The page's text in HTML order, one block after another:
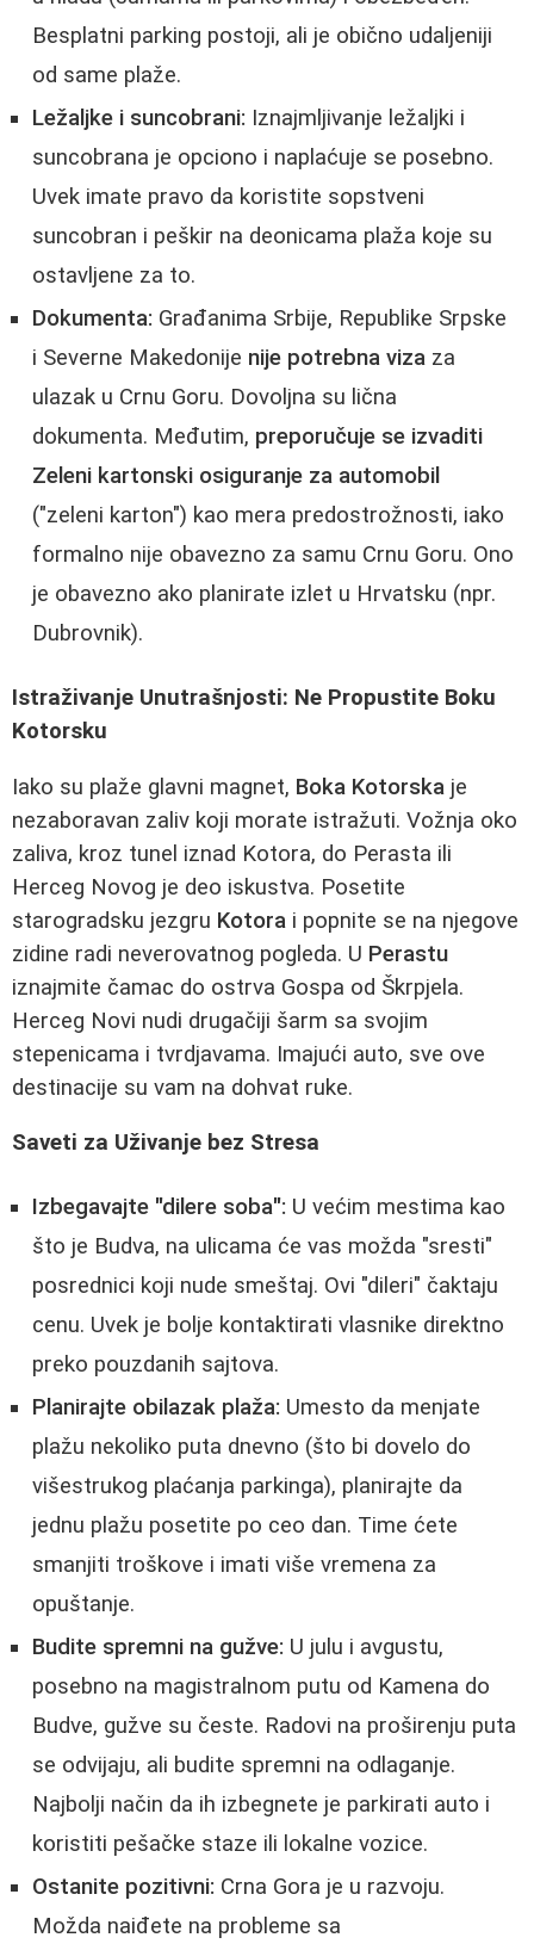
Besplatni parking postoji, ali je obično udaljeniji
od same plaže.
Ležaljke i suncobrani: Iznajmljivanje ležaljki i
suncobrana je opciono i naplaćuje se posebno.
Uvek imate pravo da koristite sopstveni
suncobran i peškir na deonicama plaža koje su
ostavljene za to.
Dokumenta: Građanima Srbije, Republike Srpske
i Severne Makedonije nije potrebna viza za
ulazak u Crnu Goru. Dovoljna su lična
dokumenta. Međutim, preporučuje se izvaditi
Zeleni kartonski osiguranje za automobil
("zeleni karton") kao mera predostrožnosti, iako
formalno nije obavezno za samu Crnu Goru. Ono
je obavezno ako planirate izlet u Hrvatsku (npr.
Dubrovnik).
Istraživanje Unutrašnjosti: Ne Propustite Boku
Kotorsku
Iako su plaže glavni magnet, Boka Kotorska je
nezaboravan zaliv koji morate istražuti. Vožnja oko
zaliva, kroz tunel iznad Kotora, do Perasta ili
Herceg Novog je deo iskustva. Posetite
starogradsku jezgru Kotora i popnite se na njegove
zidine radi neverovatnog pogleda. U Perastu
iznajmite čamac do ostrva Gospa od Škrpjela.
Herceg Novi nudi drugačiji šarm sa svojim
stepenicama i tvrdjavama. Imajući auto, sve ove
destinacije su vam na dohvat ruke.
Saveti za Uživanje bez Stresa
Izbegavajte "dilere soba": U većim mestima kao
što je Budva, na ulicama će vas možda "sresti"
posrednici koji nude smeštaj. Ovi "dileri" čaktaju
cenu. Uvek je bolje kontaktirati vlasnike direktno
preko pouzdanih sajtova.
Planirajte obilazak plaža: Umesto da menjate
plažu nekoliko puta dnevno (što bi dovelo do
višestrukog plaćanja parkinga), planirajte da
jednu plažu posetite po ceo dan. Time ćete
smanjiti troškove i imati više vremena za
opuštanje.
Budite spremni na gužve: U julu i avgustu,
posebno na magistralnom putu od Kamena do
Budve, gužve su česte. Radovi na proširenju puta
se odvijaju, ali budite spremni na odlaganje.
Najbolji način da ih izbegnete je parkirati auto i
koristiti pešačke staze ili lokalne vozice.
Ostanite pozitivni: Crna Gora je u razvoju.
Možda naiđete na probleme sa